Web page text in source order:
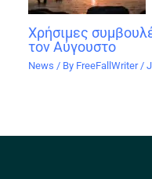
Χρήσιμες
τον Αύγουστο
News / By FreeFallWriter/